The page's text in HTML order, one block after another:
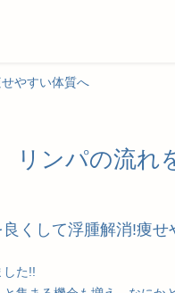
やすい体質へ
リンパの流れ
良くして浮腫解消!痩せ
した!!